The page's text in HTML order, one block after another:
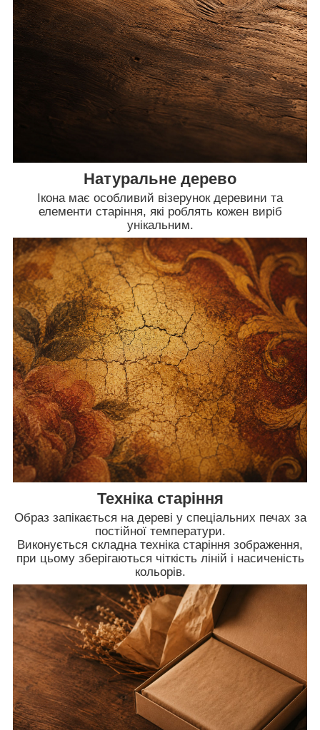
Натуральне дерево
Ікона має особливий візерунок деревини та
елементи старіння, які роблять кожен виріб
унікальним.
Техніка старіння
Образ запікається на дереві у спеціальних печах за
постійної температури.
Виконується складна техніка старіння зображення,
при цьому зберігаються чіткість ліній і насиченість
кольорів.